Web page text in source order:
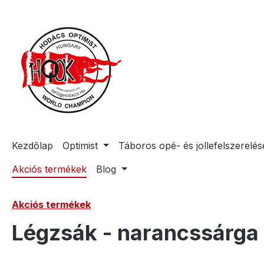
Kezdőlap Optimist Táboros opé- és
Akciós termékek
Blog
Akciós termékek
Légzsák - narancssárga